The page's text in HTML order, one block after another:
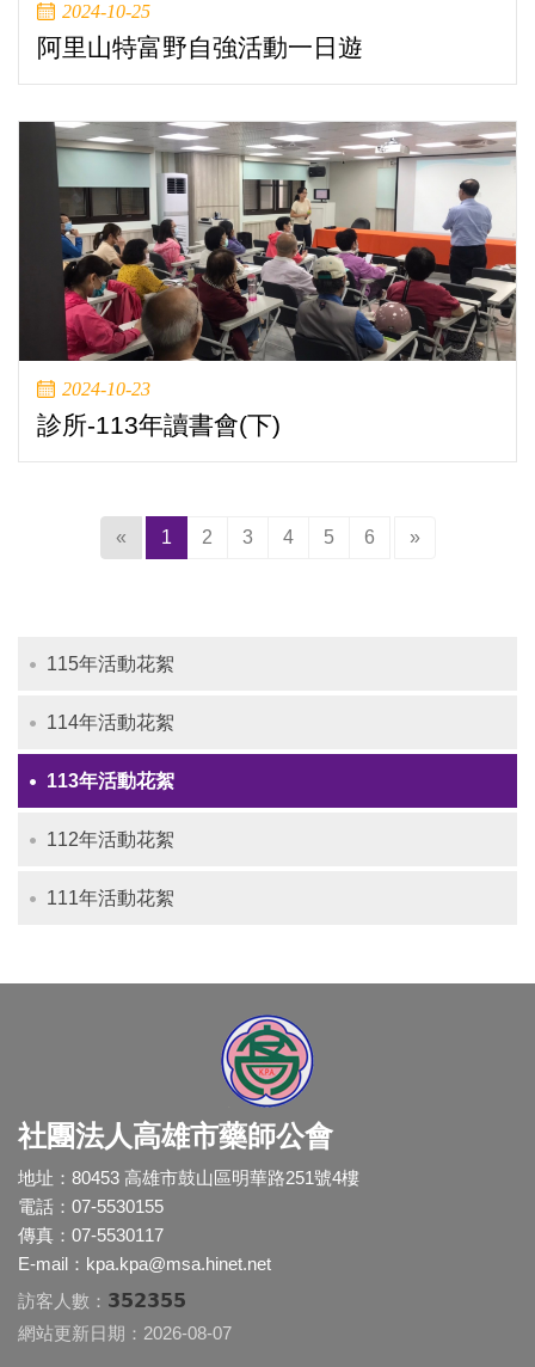
2024-10-25
阿里山特富野自強活動一日遊
2024-10-23
診所-113年讀書會(下)
« 1 (current)
2 3 4 5 6 »
115年活動花絮
114年活動花絮
113年活動花絮
112年活動花絮
111年活動花絮
社團法人高雄市藥師公會
地址：80453 高雄市鼓山區明華路251號4樓
電話：07-5530155
傳真：07-5530117
E-mail： kpa.kpa@msa.hinet.net
訪客人數： 352355
網站更新日期：2026-08-07